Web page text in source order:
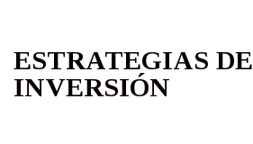
ESTRATEGIAS DE
INVERSIÓN